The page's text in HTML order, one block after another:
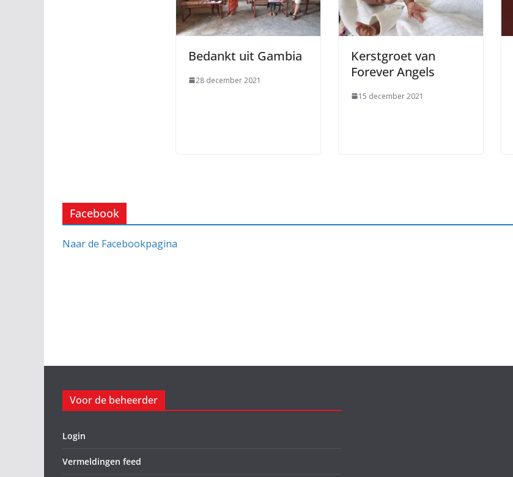
Bedankt uit Gambia
28 december 2021
Kerstgroet van
Forever Angels
15 december 2021
Facebook
Naar de Facebookpagina
Voor de beheerder
Login
Vermeldingen feed